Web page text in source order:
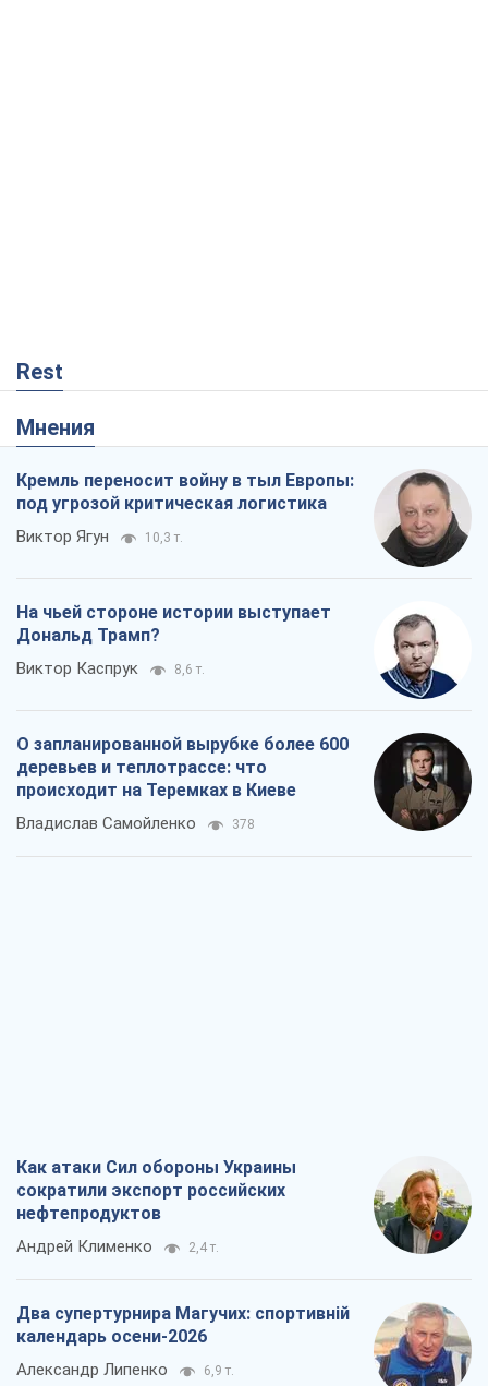
Rest
Мнения
Кремль переносит войну в тыл Европы:
под угрозой критическая логистика
Виктор Ягун 10,3 т.
На чьей стороне истории выступает
Дональд Трамп?
Виктор Каспрук 8,6 т.
О запланированной вырубке более 600
деревьев и теплотрассе: что
происходит на Теремках в Киеве
Владислав Самойленко 378
Как атаки Сил обороны Украины
сократили экспорт российских
нефтепродуктов
Андрей Клименко 2,4 т.
Два супертурнира Магучих: спортивній
календарь осени-2026
Александр Липенко 6,9 т.